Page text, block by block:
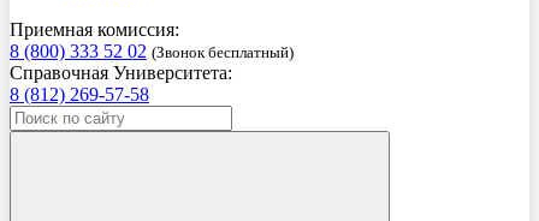
Приемная комиссия:
8 (800) 333 52 02 (Звонок бесплатный)
Справочная Университета:
8 (812) 269-57-58